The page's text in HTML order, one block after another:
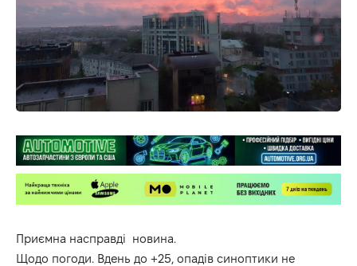
Приємна насправді новина.
Щодо погоди. Вдень до +25, опадів синоптики не